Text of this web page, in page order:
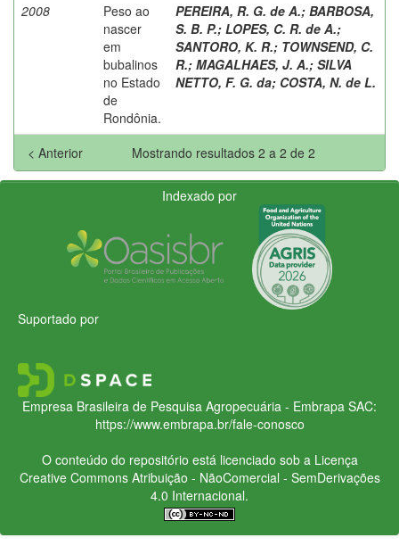
2008
Peso ao
nascer
em
bubalinos
no Estado
de
Rondônia.
PEREIRA, R. G. de A.; BARBOSA,
S. B. P.; LOPES, C. R. de A.;
SANTORO, K. R.; TOWNSEND, C.
R.; MAGALHAES, J. A.; SILVA
NETTO, F. G. da; COSTA, N. de L.
Mostrando resultados 2 a 2 de 2
< Anterior
Indexado por
Suportado por
Empresa Brasileira de Pesquisa Agropecuária - Embrapa SAC:
https://www.embrapa.br/fale-conosco
O conteúdo do repositório está licenciado sob a Licença
Creative CommonsAtribuição - NãoComercial - SemDerivações
4.0 Internacional.